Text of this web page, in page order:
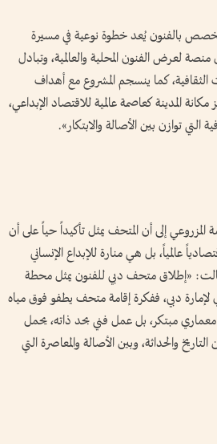
بالفنون يُعد خطوة نوعية في مسيرة
لعرض الفنون المحلية والعالمية، وتبادل
الثقافية، كما ينسجم المشروع مع أهداف
مكانة المدينة كعاصمة عالمية للاقتصاد الإبداعي،
التي توازن بين الأصالة والابتكار».
إلى أن المتحف يمثل تأكيداً حياً على أن
عالمياً، بل هي منارة للإبداع الإنساني
«إطلاق متحف دبي للفنون يمثل محطة
لإمارة دبي، ففكرة إقامة متحف يطفو فوق مياه
مبتكر، بل عمل فني بحد ذاته، يحمل
والحداثة، وبين الأصالة والمعاصرة التي